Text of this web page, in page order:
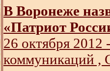
В Воронеже
«Патриот
26 октября 2012
коммуникаций ,